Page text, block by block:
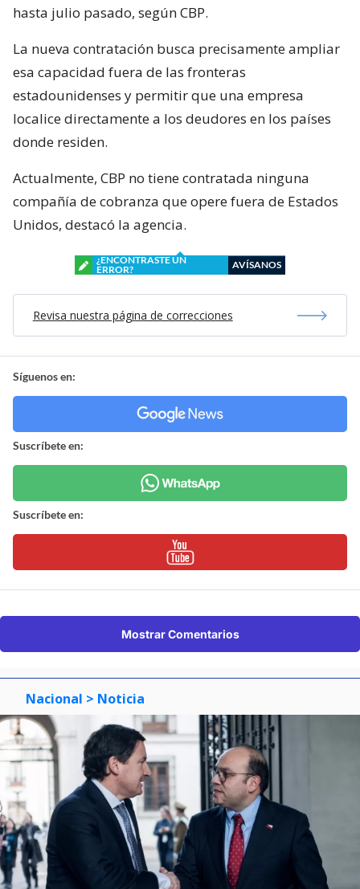
hasta julio pasado, según CBP.
La nueva contratación busca precisamente ampliar
esa capacidad fuera de las fronteras
estadounidenses y permitir que una empresa
localice directamente a los deudores en los países
donde residen.
Actualmente, CBP no tiene contratada ninguna
compañía de cobranza que opere fuera de Estados
Unidos, destacó la agencia.
¿ENCONTRASTE UN
ERROR?
AVÍSANOS
Revisa nuestra página de correcciones
Síguenos en:
Suscríbete en:
Suscríbete en:
Mostrar Comentarios
Nacional > Noticia